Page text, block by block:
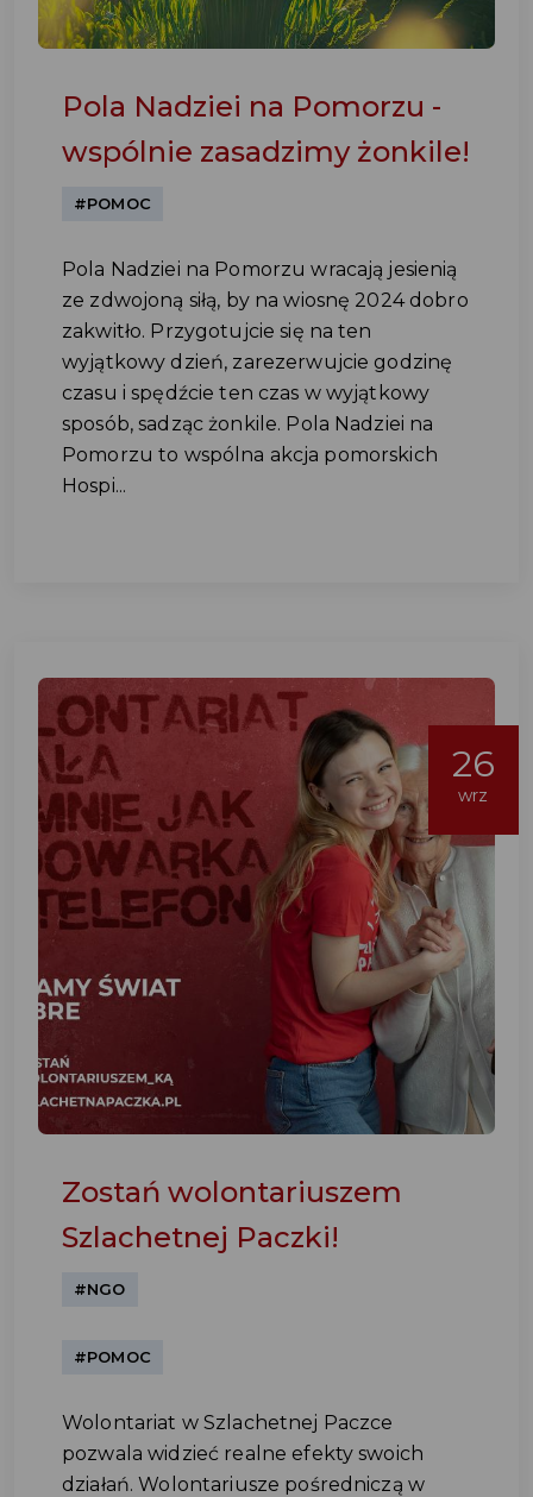
Pola Nadziei na Pomorzu -
wspólnie zasadzimy żonkile!
#POMOC
Pola Nadziei na Pomorzu wracają jesienią
ze zdwojoną siłą, by na wiosnę 2024 dobro
zakwitło. Przygotujcie się na ten
wyjątkowy dzień, zarezerwujcie godzinę
czasu i spędźcie ten czas w wyjątkowy
sposób, sadząc żonkile. Pola Nadziei na
Pomorzu to wspólna akcja pomorskich
Hospi...
26
wrz
Zostań wolontariuszem
Szlachetnej Paczki!
#NGO
#POMOC
Wolontariat w Szlachetnej Paczce
pozwala widzieć realne efekty swoich
działań. Wolontariusze pośredniczą w